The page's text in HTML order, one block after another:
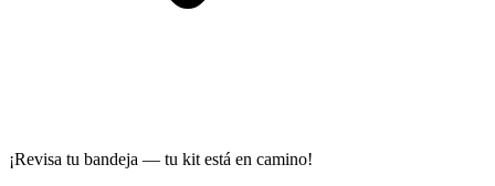
¡Revisa tu bandeja — tu kit está en camino!